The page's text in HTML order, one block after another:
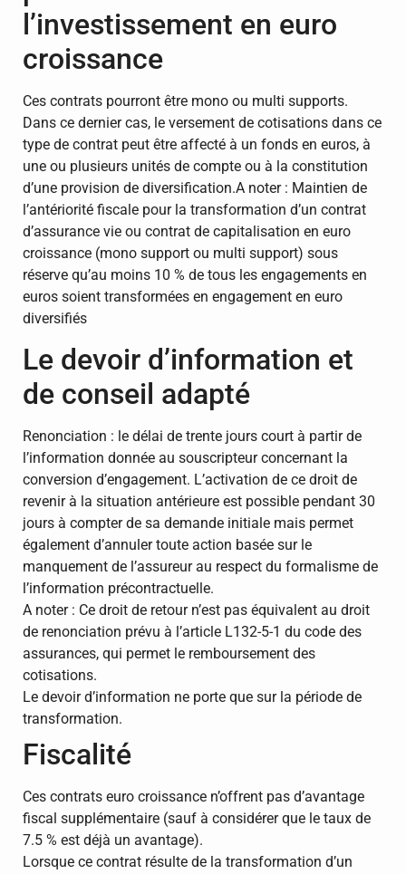
l’investissement en euro
croissance
Ces contrats pourront être mono ou multi supports.
Dans ce dernier cas, le versement de cotisations dans ce
type de contrat peut être affecté à un fonds en euros, à
une ou plusieurs unités de compte ou à la constitution
d’une provision de diversification.A noter : Maintien de
l’antériorité fiscale pour la transformation d’un contrat
d’assurance vie ou contrat de capitalisation en euro
croissance (mono support ou multi support) sous
réserve qu’au moins 10 % de tous les engagements en
euros soient transformées en engagement en euro
diversifiés
Le devoir d’information et
de conseil adapté
Renonciation : le délai de trente jours court à partir de
l’information donnée au souscripteur concernant la
conversion d’engagement. L’activation de ce droit de
revenir à la situation antérieure est possible pendant 30
jours à compter de sa demande initiale mais permet
également d’annuler toute action basée sur le
manquement de l’assureur au respect du formalisme de
l’information précontractuelle.
A noter : Ce droit de retour n’est pas équivalent au droit
de renonciation prévu à l’article L132-5-1 du code des
assurances, qui permet le remboursement des
cotisations.
Le devoir d’information ne porte que sur la période de
transformation.
Fiscalité
Ces contrats euro croissance n’offrent pas d’avantage
fiscal supplémentaire (sauf à considérer que le taux de
7.5 % est déjà un avantage).
Lorsque ce contrat résulte de la transformation d’un